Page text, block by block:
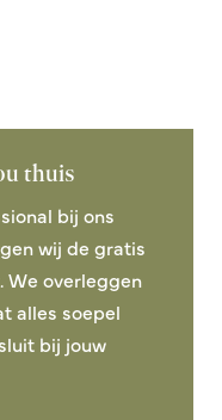
thuis
bij ons
wij de gratis
We overleggen
alles soepel
bij jouw